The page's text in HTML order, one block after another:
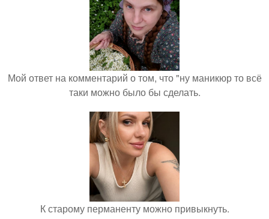
Мой ответ на комментарий о том, что "ну маникюр то всё
таки можно было бы сделать.
К старому перманенту можно привыкнуть.